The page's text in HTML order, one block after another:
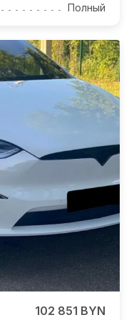
Полный
102 851 BYN